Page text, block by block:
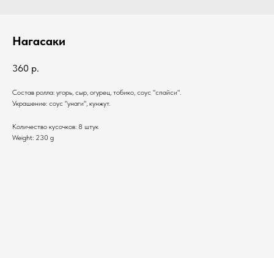
Нагасаки
360 р.
Состав ролла: угорь, сыр, огурец, тобико, соус "спайси".
Украшение: соус "унаги", кунжут.
Количество кусочков: 8 штук
Weight: 230 g